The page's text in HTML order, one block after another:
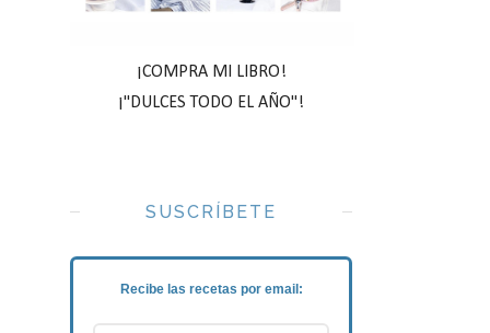
¡COMPRA MI LIBRO!
¡"DULCES TODO EL AÑO"!
SUSCRÍBETE
Recibe las recetas por email: